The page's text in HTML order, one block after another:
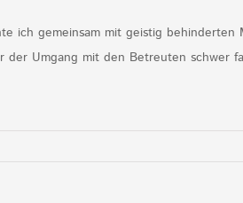
ich gemeinsam mit geistig behinderten
Umgang mit den Betreuten schwer